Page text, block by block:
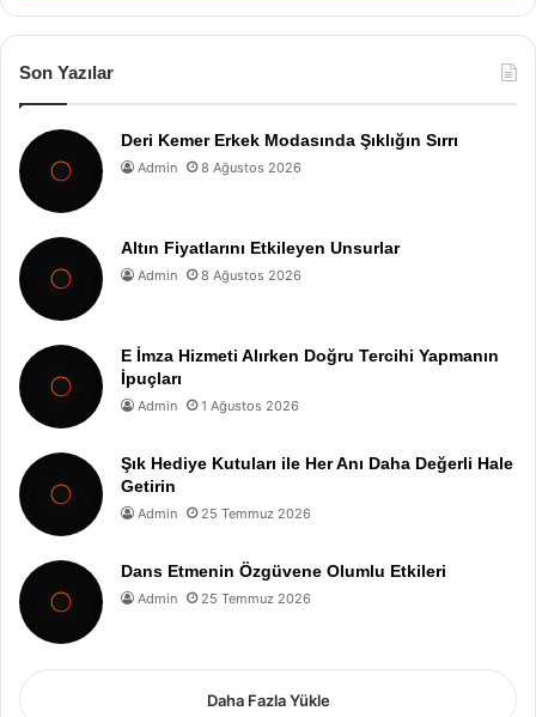
Son Yazılar
Deri Kemer Erkek Modasında Şıklığın Sırrı
Admin 8 Ağustos 2026
Altın Fiyatlarını Etkileyen Unsurlar
Admin 8 Ağustos 2026
E İmza Hizmeti Alırken Doğru Tercihi Yapmanın
İpuçları
Admin 1 Ağustos 2026
Şık Hediye Kutuları ile Her Anı Daha Değerli Hale
Getirin
Admin 25 Temmuz 2026
Dans Etmenin Özgüvene Olumlu Etkileri
Admin 25 Temmuz 2026
Daha Fazla Yükle